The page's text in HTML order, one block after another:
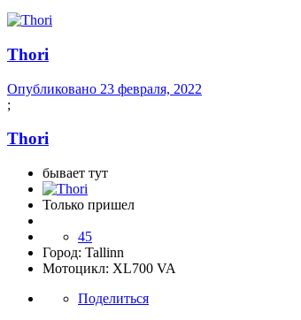
Thori
Опубликовано 23 февраля, 2022
;
Thori
бывает тут
Только пришел
45
Город: Tallinn
Мотоцикл: XL700 VA
Поделиться